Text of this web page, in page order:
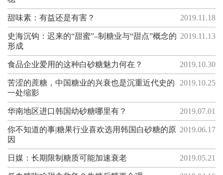
2019.11.18
甜味素：有益还是有害？
2019.11.13
史海沉钩：迟来的“甜蜜”–制糖业与“甜点”概念的
形成
2019.10.30
食品企业爱用的这种白砂糖魅力何在？
2019.10.25
苦涩的蔗糖，中国糖业的兴衰也是沉重近代史的
一处缩影
2019.07.01
华南地区进口韩国幼砂糖哪里有？
2019.06.17
你不知道的事|糖果行业喜欢选用韩国白砂糖的原
因
2019.05.21
日媒：长期限制糖质可能加速衰老